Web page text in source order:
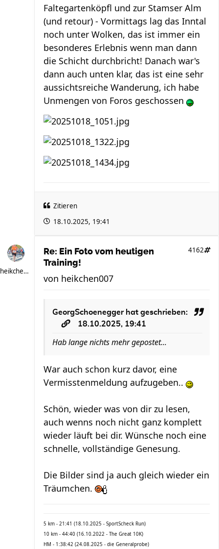
Faltegartenköpfl und zur Stamser Alm
(und retour) - Vormittags lag das Inntal
noch unter Wolken, das ist immer ein
besonderes Erlebnis wenn man dann
die Schicht durchbricht! Danach war's
dann auch unten klar, das ist eine sehr
aussichtsreiche Wanderung, ich habe
Unmengen von Foros geschossen
Zitieren
18.10.2025, 19:41
heikchen007
Re: Ein Foto vom heutigen
Training!
4162
von heikchen007
GeorgSchoeneggerhat geschrieben:
18.10.2025, 19:41
Hab lange nichts mehr gepostet...
War auch schon kurz davor, eine
Vermisstenmeldung aufzugeben..
Schön, wieder was von dir zu lesen,
auch wenns noch nicht ganz komplett
wieder läuft bei dir. Wünsche noch eine
schnelle, vollständige Genesung.
Die Bilder sind ja auch gleich wieder ein
Träumchen.
5 km - 21:41 (18.10.2025 - SportScheck Run)
10 km - 44:40 (16.10.2022 - The Great 10K)
HM - 1:38:42 (24.08.2025 - die Generalprobe)